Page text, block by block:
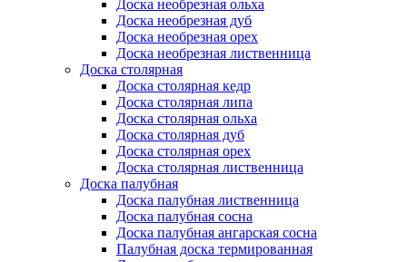
Доска необрезная ольха
Доска необрезная дуб
Доска необрезная орех
Доска необрезная лиственница
Доска столярная
Доска столярная кедр
Доска столярная липа
Доска столярная ольха
Доска столярная дуб
Доска столярная орех
Доска столярная лиственница
Доска палубная
Доска палубная лиственница
Доска палубная сосна
Доска палубная ангарская сосна
Палубная доска термированная